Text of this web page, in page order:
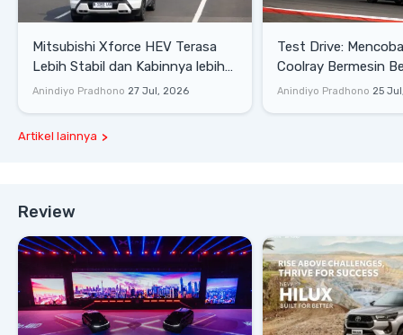
Mitsubishi Xforce HEV Terasa
Lebih Stabil dan Kabinnya lebih
Senyap
Anindiyo Pradhono 27 Jul, 2026
Test Drive: Mencoba Geely
Coolray Bermesin
di Sirkuit Mandalika
Anindiyo Pradhono 25
Artikel lainnya
Review